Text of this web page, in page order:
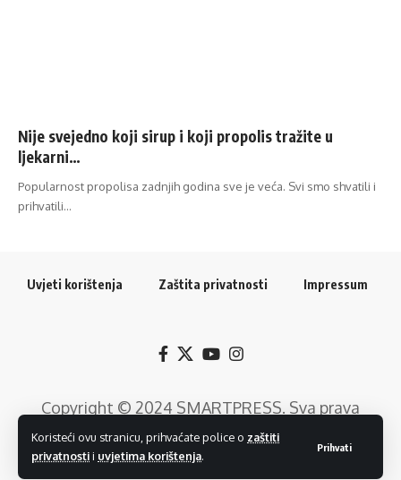
Koristeći ovu stranicu, prihvaćate police o zaštiti
privatnostii uvjetima korištenja.
Prihvati
Nije svejedno koji sirup i koji propolis tražite u
ljekarni…
Popularnost propolisa zadnjih godina sve je veća. Svi smo shvatili i
prihvatili…
Uvjeti korištenja Zaštita privatnosti Impressum
Copyright © 2024 SMARTPRESS. Sva prava
pridržana. Razvoj web rješenja:GTrends -
Digitalni Marketing